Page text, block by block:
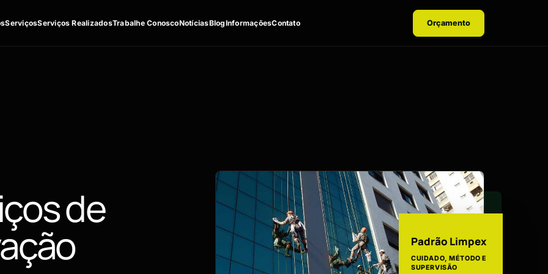
ServiçosServiços RealizadosTrabalhe ConoscoNotíciasBlogInformaçõesContato Orçamento
de
Padrão Limpex
CUIDADO, MÉTODO E
SUPERVISÃO